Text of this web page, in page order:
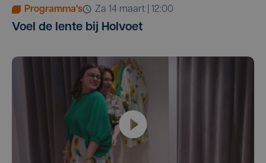
Programma's za 14 maart | 12:00
Voel de lente bij Holvoet